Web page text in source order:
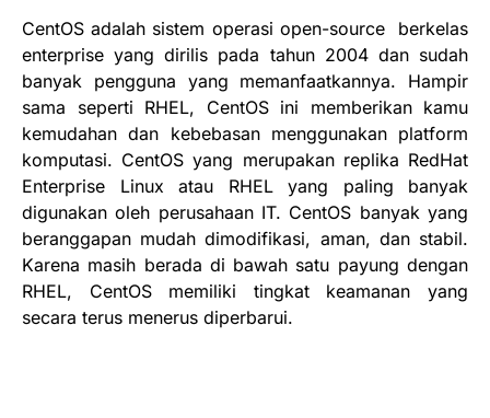
CentOS adalah sistem operasi open-source berkelas
enterprise yang dirilis pada tahun 2004 dan sudah
banyak pengguna yang memanfaatkannya. Hampir
sama seperti RHEL, CentOS ini memberikan kamu
kemudahan dan kebebasan menggunakan platform
komputasi. CentOS yang merupakan replika RedHat
Enterprise Linux atau RHEL yang paling banyak
digunakan oleh perusahaan IT. CentOS banyak yang
beranggapan mudah dimodifikasi, aman, dan stabil.
Karena masih berada di bawah satu payung dengan
RHEL, CentOS memiliki tingkat keamanan yang
secara terus menerus diperbarui.